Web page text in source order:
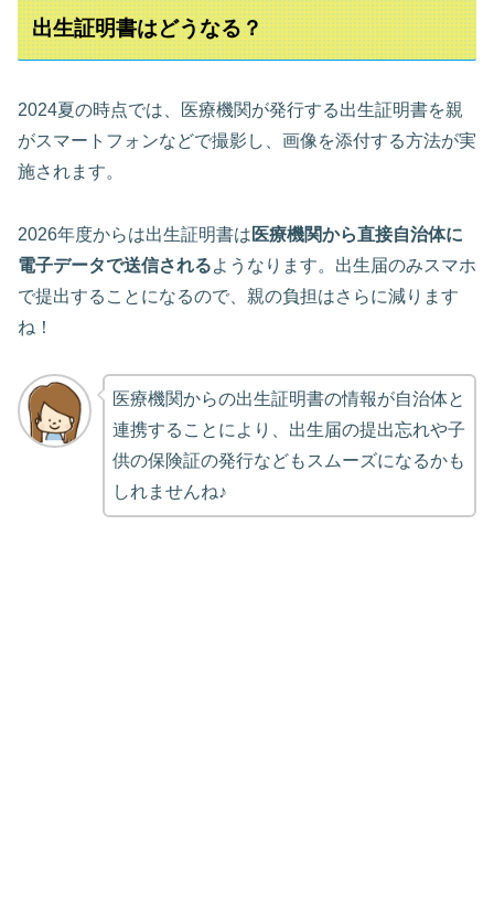
出生証明書はどうなる？
2024夏の時点では、医療機関が発行する出生証明書を親
がスマートフォンなどで撮影し、画像を添付する方法が実
施されます。
2026年度からは出生証明書は 医療機関から直接自治体に
電子データで送信されるようなります。出生届のみスマホ
で提出することになるので、親の負担はさらに減ります
ね！
医療機関からの出生証明書の情報が自治体と
連携することにより、出生届の提出忘れや子
供の保険証の発行などもスムーズになるかも
しれませんね♪